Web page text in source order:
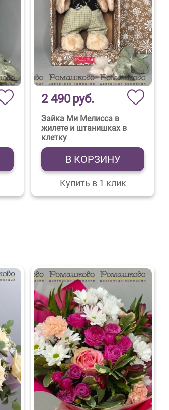
2 490руб.
Зайка Ми Мелисса в
жилете и штанишках в
клетку
В КОРЗИНУ
Купить в 1 клик